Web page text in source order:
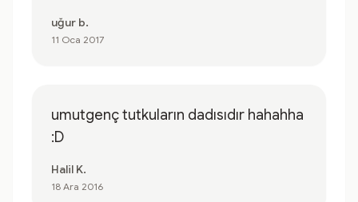
uğur b.
11 Oca 2017
umutgenç tutkuların dadısıdır hahahha
:D
Halil K.
18 Ara 2016